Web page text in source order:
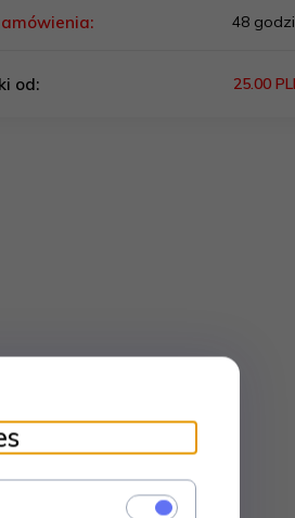
48
od: 25.00